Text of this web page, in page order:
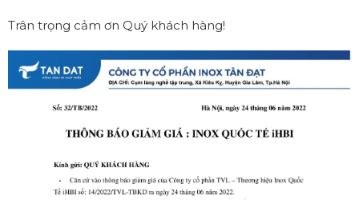
Trân trọng cảm ơn Quý khách hàng!